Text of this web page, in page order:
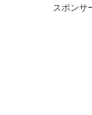
スポンサ